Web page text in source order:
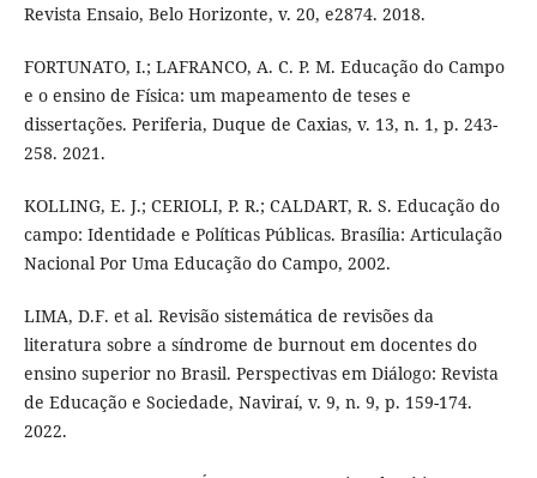
Revista Ensaio, Belo Horizonte, v. 20, e2874. 2018.
FORTUNATO, I.; LAFRANCO, A. C. P. M. Educação do Campo
e o ensino de Física: um mapeamento de teses e
dissertações. Periferia, Duque de Caxias, v. 13, n. 1, p. 243-
258. 2021.
KOLLING, E. J.; CERIOLI, P. R.; CALDART, R. S. Educação do
campo: Identidade e Políticas Públicas. Brasília: Articulação
Nacional Por Uma Educação do Campo, 2002.
LIMA, D.F. et al. Revisão sistemática de revisões da
literatura sobre a síndrome de burnout em docentes do
ensino superior no Brasil. Perspectivas em Diálogo: Revista
de Educação e Sociedade, Naviraí, v. 9, n. 9, p. 159-174.
2022.